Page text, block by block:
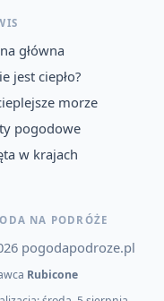
główna
jest ciepło?
morze
pogodowe
w krajach
NA PODRÓŻE
pogodapodroze.pl
Rubicone